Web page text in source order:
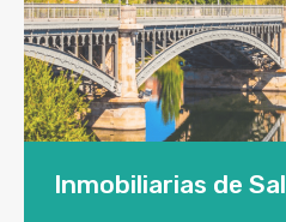
Inmobiliarias de